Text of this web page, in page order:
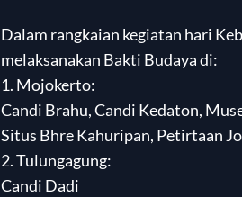
Dalam rangkaian kegiatan hari
melaksanakan Bakti Budaya di:
1. Mojokerto:
Candi Brahu, Candi Kedaton,
Situs Bhre Kahuripan, Petirtaan
2. Tulungagung:
Candi Dadi